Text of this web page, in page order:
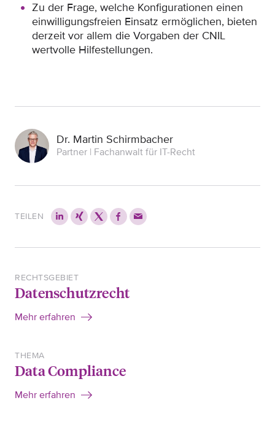
Zu der Frage, welche Konfigurationen einen
einwilligungsfreien Einsatz ermöglichen, bieten
derzeit vor allem die Vorgaben der CNIL
wertvolle Hilfestellungen.
Dr. Martin Schirmbacher
Partner | Fachanwalt für IT-Recht
TEILEN
RECHTSGEBIET
Datenschutzrecht
Mehr erfahren
THEMA
Data Compliance
Mehr erfahren